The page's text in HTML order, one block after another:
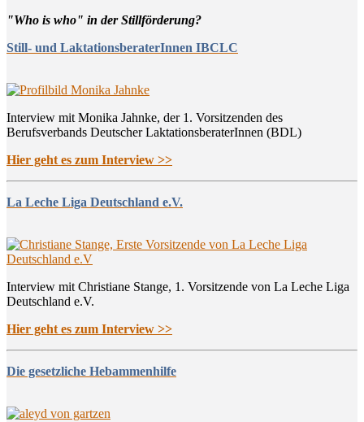
"Who is who" in der Stillförderung?
Still- und LaktationsberaterInnen IBCLC
Interview mit Monika Jahnke, der 1. Vorsitzenden des
Berufsverbands Deutscher LaktationsberaterInnen (BDL)
Hier geht es zum Interview >>
La Leche Liga Deutschland e.V.
Interview mit Christiane Stange, 1. Vorsitzende von La Leche Liga
Deutschland e.V.
Hier geht es zum Interview >>
Die gesetzliche Hebammenhilfe